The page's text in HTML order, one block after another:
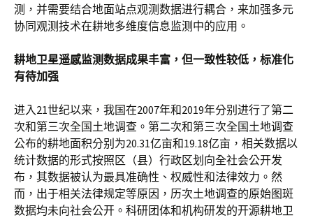
测，并需要结合地面站点观测数据进行耦合，来加强多元
协同观测技术在耕地多维度信息监测中的应用。
耕地卫星遥感监测数据成果丰富，但一致性较低，标准化
有待加强
进入21世纪以来，我国在2007年和2019年分别进行了第二
次和第三次全国土地调查。第二次和第三次全国土地调查
公布的耕地面积分别为20.31亿亩和19.18亿亩，相关数据以
统计数据的形式按照区（县）行政区划向全社会公开发
布，其数据被认为最具准确性、权威性和法律效力。然
而，出于相关法律规定等原因，历次土地调查的原始图斑
数据均未向社会公开。科研团体和机构研发的开源耕地卫